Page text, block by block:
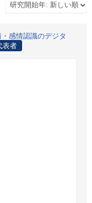
感情認識のデジタ
表者